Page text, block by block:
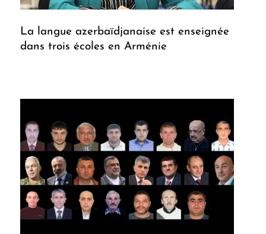
La langue azerbaïdjanaise est enseignée
dans trois écoles en Arménie